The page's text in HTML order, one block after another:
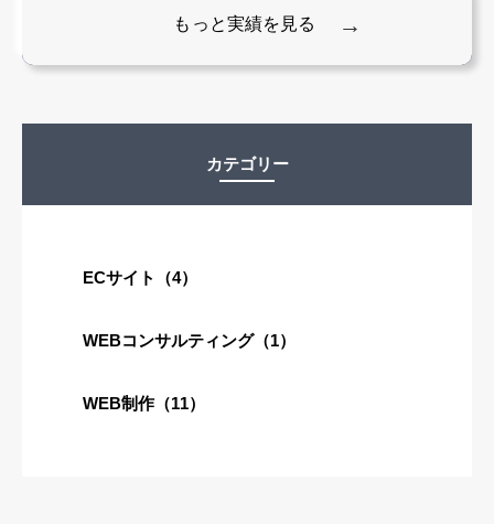
もっと実績を見る
カテゴリー
ECサイト（4）
WEBコンサルティング（1）
WEB制作（11）